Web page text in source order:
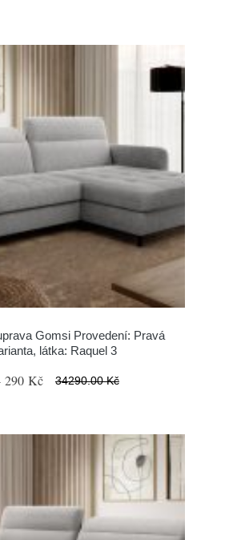
Gomsi Provedení: Pravá
látka: Raquel 3
290 Kč 34290.00 Kč